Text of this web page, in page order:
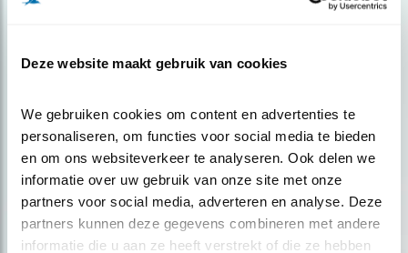
Deze website maakt gebruik van cookies
We gebruiken cookies om content en advertenties te
personaliseren, om functies voor social media te bieden
en om ons websiteverkeer te analyseren. Ook delen we
informatie over uw gebruik van onze site met onze
partners voor social media, adverteren en analyse. Deze
partners kunnen deze gegevens combineren met andere
informatie die u aan ze heeft verstrekt of die ze hebben
over vogels en activiteiten van Vogelbescherming.